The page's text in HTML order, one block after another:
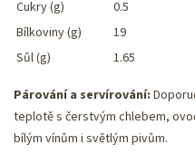
Cukry (g)
0.5
Bílkoviny (g)
19
Sůl (g)
1.65
Párování a servírování:
teplotě s čerstvým chlebem,
bílým vínům i světlým pivům.